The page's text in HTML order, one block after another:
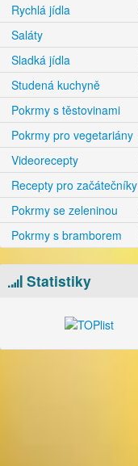
Rychlá jídla
Saláty
Sladká jídla
Studená kuchyně
Pokrmy s těstovinami
Pokrmy pro vegetariány
Videorecepty
Recepty pro začátečníky
Pokrmy se zeleninou
Pokrmy s bramborem
Statistiky